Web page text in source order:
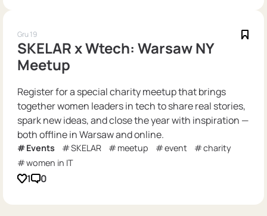
Gru 19
SKELAR x Wtech: Warsaw NY
Meetup
Register for a special charity meetup that brings
together women leaders in tech to share real stories,
spark new ideas, and close the year with inspiration —
both offline in Warsaw and online.
Events SKELAR meetup event
charity
women in IT
1 0